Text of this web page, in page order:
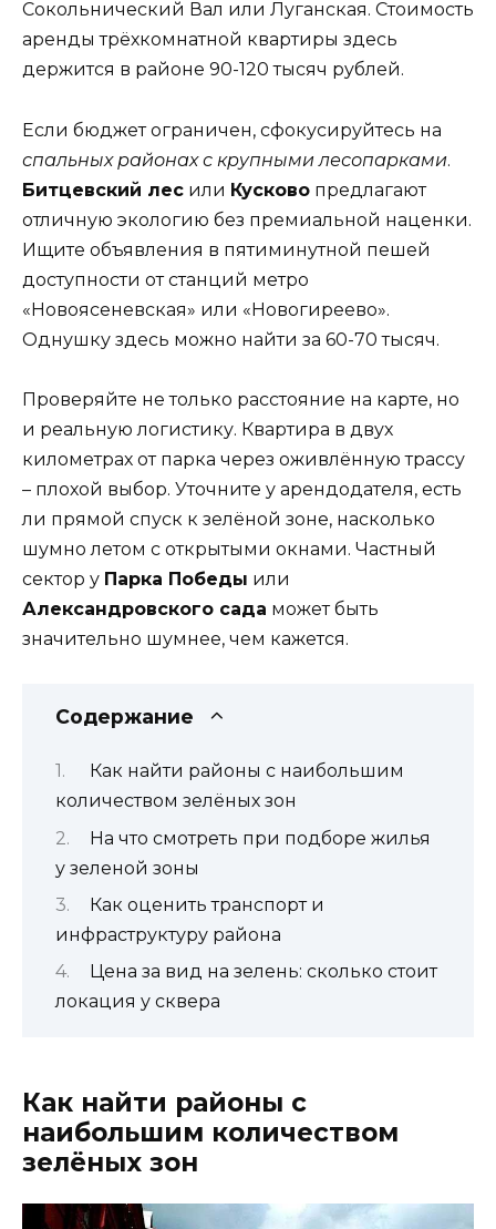
Сокольнический Вал или Луганская. Стоимость
аренды трёхкомнатной квартиры здесь
держится в районе 90-120 тысяч рублей.
Если бюджет ограничен, сфокусируйтесь на
спальных районах с крупными лесопарками.
Битцевский лес или Кусково предлагают
отличную экологию без премиальной наценки.
Ищите объявления в пятиминутной пешей
доступности от станций метро
«Новоясеневская» или «Новогиреево».
Однушку здесь можно найти за 60-70 тысяч.
Проверяйте не только расстояние на карте, но
и реальную логистику. Квартира в двух
километрах от парка через оживлённую трассу
– плохой выбор. Уточните у арендодателя, есть
ли прямой спуск к зелёной зоне, насколько
шумно летом с открытыми окнами. Частный
сектор у Парка Победы или
Александровского сада может быть
значительно шумнее, чем кажется.
Содержание
Как найти районы с наибольшим
количеством зелёных зон
На что смотреть при подборе жилья
у зеленой зоны
Как оценить транспорт и
инфраструктуру района
Цена за вид на зелень: сколько стоит
локация у сквера
Как найти районы с
наибольшим количеством
зелёных зон